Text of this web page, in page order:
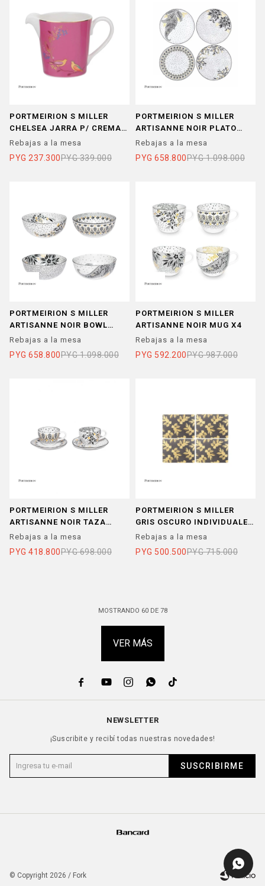
PORTMEIRION S MILLER
CHELSEA JARRA P/ CREMA
ROSA
Rebajas a la mesa
PYG 237.300PYG 339.000
PORTMEIRION S MILLER
ARTISANNE NOIR PLATO
POSTRE 20 CM X 4
Rebajas a la mesa
PYG 658.800PYG 1.098.000
PORTMEIRION S MILLER
ARTISANNE NOIR BOWL
CEREAL 15 CM x4
Rebajas a la mesa
PYG 658.800PYG 1.098.000
PORTMEIRION S MILLER
ARTISANNE NOIR MUG X4
Rebajas a la mesa
PYG 592.200PYG 987.000
PORTMEIRION S MILLER
ARTISANNE NOIR TAZA
ESPRESSO C/ PLATITO X2
Rebajas a la mesa
PYG 418.800PYG 698.000
PORTMEIRION S MILLER
GRIS OSCURO INDIVIDUALES
SET x 4 -30x23 cm
Rebajas a la mesa
PYG 500.500PYG 715.000
MOSTRANDO 60DE 78
VER MÁS
    
NEWSLETTER
¡Suscribite y recibí todas nuestras novedades!
SUSCRIBIRME
© Copyright 2026 / Fork